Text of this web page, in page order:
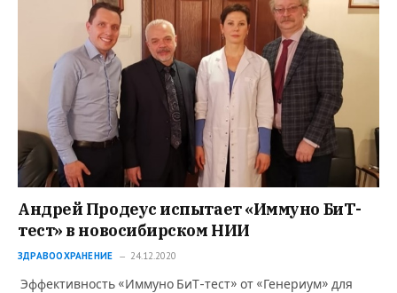
Андрей Продеус испытает «Иммуно БиТ-
тест» в новосибирском НИИ
ЗДРАВООХРАНЕНИЕ 24.12.2020
Эффективность «Иммуно БиТ-тест» от «Генериум» для